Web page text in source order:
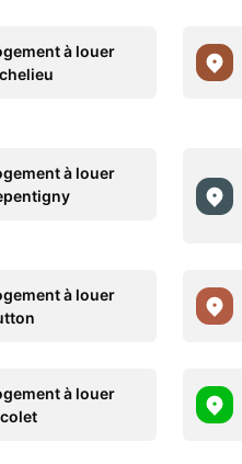
à louer
à louer
à louer
à louer